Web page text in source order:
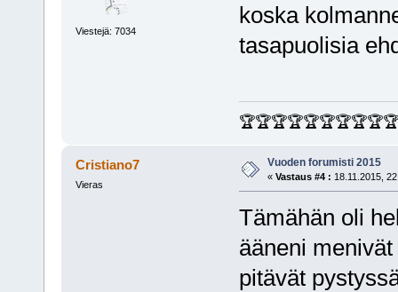
Viestejä: 7034
koska
tasapuolisia
Cristiano7
Vieras
Vuoden forumisti 2015
« Vastaus #4 : 18.11.2015,
Tämähän oli
ääneni
pitävät